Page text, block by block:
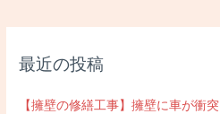
最近の投稿
【擁壁の修繕工事】擁壁に車が衝突
ナ
ゲ
ー